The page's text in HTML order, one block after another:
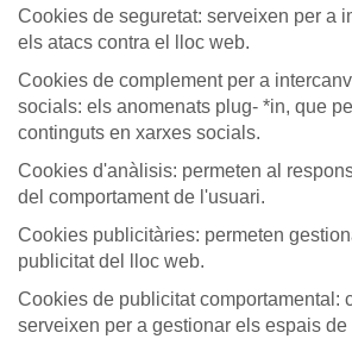
Cookies de seguretat: serveixen per a
els atacs contra el lloc web.
Cookies de complement per a
socials: els anomenats plug- *in, que
continguts en xarxes socials.
Cookies d'anàlisis: permeten al
del comportament de l'usuari.
Cookies publicitàries: permeten
publicitat del lloc web.
Cookies de publicitat comportamental:
serveixen per a gestionar els espais